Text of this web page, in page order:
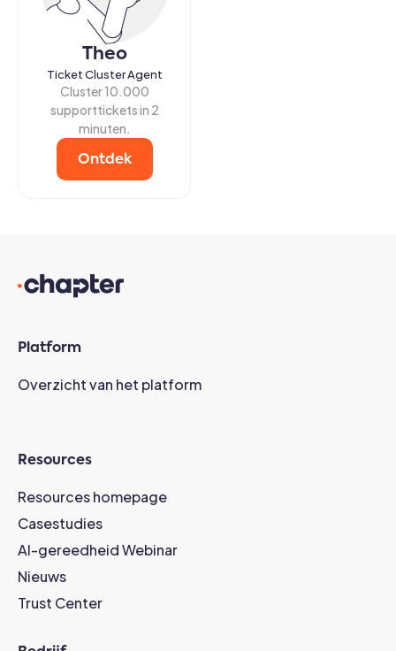
Theo
Ticket Cluster Agent
Cluster 10.000
supporttickets in 2
minuten.
Ontdek
Platform
Overzicht van het platform
Resources
Resources homepage
Casestudies
AI-gereedheid Webinar
Nieuws
Trust Center